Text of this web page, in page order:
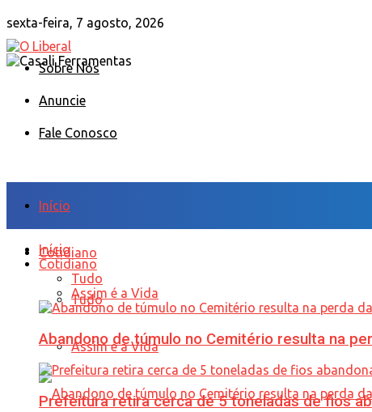
sexta-feira, 7 agosto, 2026
Sobre Nós
Anuncie
Fale Conosco
Início
Cotidiano
Tudo
Assim é a Vida
Início
Cotidiano
Tudo
Assim é a Vida
Abandono de túmulo no Cemitério resulta na
Prefeitura retira cerca de 5 toneladas de fios